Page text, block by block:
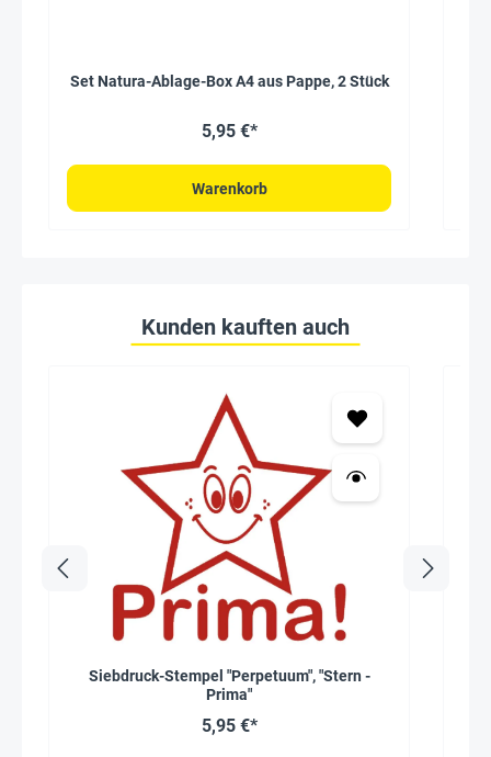
Set Natura-Ablage-Box A4 aus Pappe, 2 Stück
5,95 €*
Warenkorb
Kunden kauften auch
Siebdruck-Stempel "Perpetuum", "Stern -
Prima"
5,95 €*